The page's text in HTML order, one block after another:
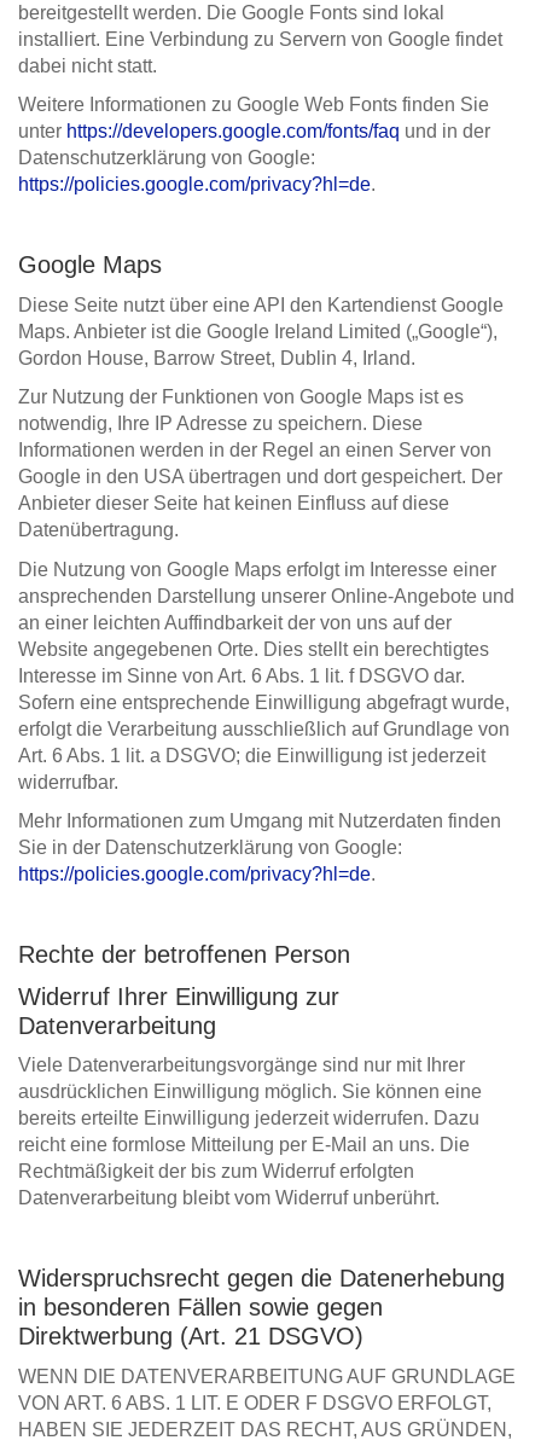
bereitgestellt werden. Die Google Fonts sind lokal
installiert. Eine Verbindung zu Servern von Google findet
dabei nicht statt.
Weitere Informationen zu Google Web Fonts finden Sie
unter https://developers.google.com/fonts/faq und in der
Datenschutzerklärung von Google:
https://policies.google.com/privacy?hl=de.
Google Maps
Diese Seite nutzt über eine API den Kartendienst Google
Maps. Anbieter ist die Google Ireland Limited („Google“),
Gordon House, Barrow Street, Dublin 4, Irland.
Zur Nutzung der Funktionen von Google Maps ist es
notwendig, Ihre IP Adresse zu speichern. Diese
Informationen werden in der Regel an einen Server von
Google in den USA übertragen und dort gespeichert. Der
Anbieter dieser Seite hat keinen Einfluss auf diese
Datenübertragung.
Die Nutzung von Google Maps erfolgt im Interesse einer
ansprechenden Darstellung unserer Online-Angebote und
an einer leichten Auffindbarkeit der von uns auf der
Website angegebenen Orte. Dies stellt ein berechtigtes
Interesse im Sinne von Art. 6 Abs. 1 lit. f DSGVO dar.
Sofern eine entsprechende Einwilligung abgefragt wurde,
erfolgt die Verarbeitung ausschließlich auf Grundlage von
Art. 6 Abs. 1 lit. a DSGVO; die Einwilligung ist jederzeit
widerrufbar.
Mehr Informationen zum Umgang mit Nutzerdaten finden
Sie in der Datenschutzerklärung von Google:
https://policies.google.com/privacy?hl=de.
Rechte der betroffenen Person
Widerruf Ihrer Einwilligung zur
Datenverarbeitung
Viele Datenverarbeitungsvorgänge sind nur mit Ihrer
ausdrücklichen Einwilligung möglich. Sie können eine
bereits erteilte Einwilligung jederzeit widerrufen. Dazu
reicht eine formlose Mitteilung per E-Mail an uns. Die
Rechtmäßigkeit der bis zum Widerruf erfolgten
Datenverarbeitung bleibt vom Widerruf unberührt.
Widerspruchsrecht gegen die Datenerhebung
in besonderen Fällen sowie gegen
Direktwerbung (Art. 21 DSGVO)
WENN DIE DATENVERARBEITUNG AUF GRUNDLAGE
VON ART. 6 ABS. 1 LIT. E ODER F DSGVO ERFOLGT,
HABEN SIE JEDERZEIT DAS RECHT, AUS GRÜNDEN,